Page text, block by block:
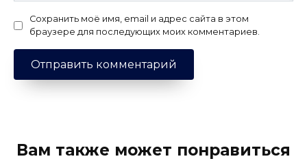
Сохранить моё имя, email и адрес сайта в этом
браузере для последующих моих комментариев.
Вам также может понравиться